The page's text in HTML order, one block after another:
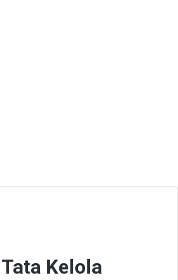
Kelola